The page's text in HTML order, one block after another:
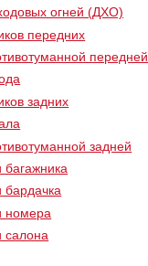
огней (ДХО)
передних
передней
задних
задней
багажника
бардачка
номера
салона